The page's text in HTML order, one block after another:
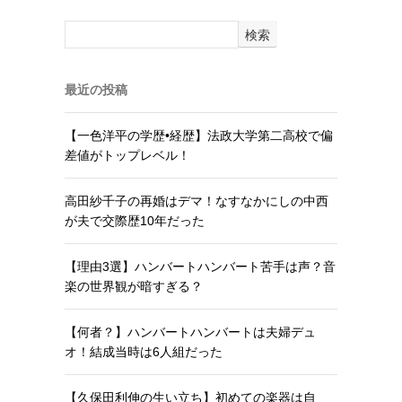
検索
最近の投稿
【一色洋平の学歴•経歴】法政大学第二高校で偏
差値がトップレベル！
高田紗千子の再婚はデマ！なすなかにしの中西
が夫で交際歴10年だった
【理由3選】ハンバートハンバート苦手は声？音
楽の世界観が暗すぎる？
【何者？】ハンバートハンバートは夫婦デュ
オ！結成当時は6人組だった
【久保田利伸の生い立ち】初めての楽器は自